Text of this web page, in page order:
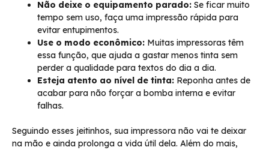
Não deixe o equipamento parado: Se ficar muito
tempo sem uso, faça uma impressão rápida para
evitar entupimentos.
Use o modo econômico: Muitas impressoras têm
essa função, que ajuda a gastar menos tinta sem
perder a qualidade para textos do dia a dia.
Esteja atento ao nível de tinta: Reponha antes de
acabar para não forçar a bomba interna e evitar
falhas.
Seguindo esses jeitinhos, sua impressora não vai te deixar
na mão e ainda prolonga a vida útil dela. Além do mais,